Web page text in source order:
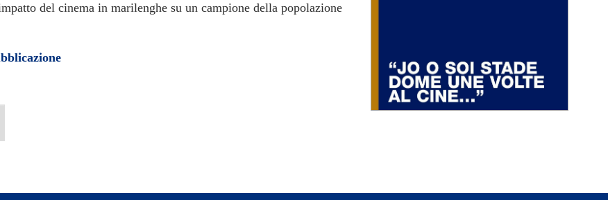
del cinema in marilenghe su un campione della popolazione